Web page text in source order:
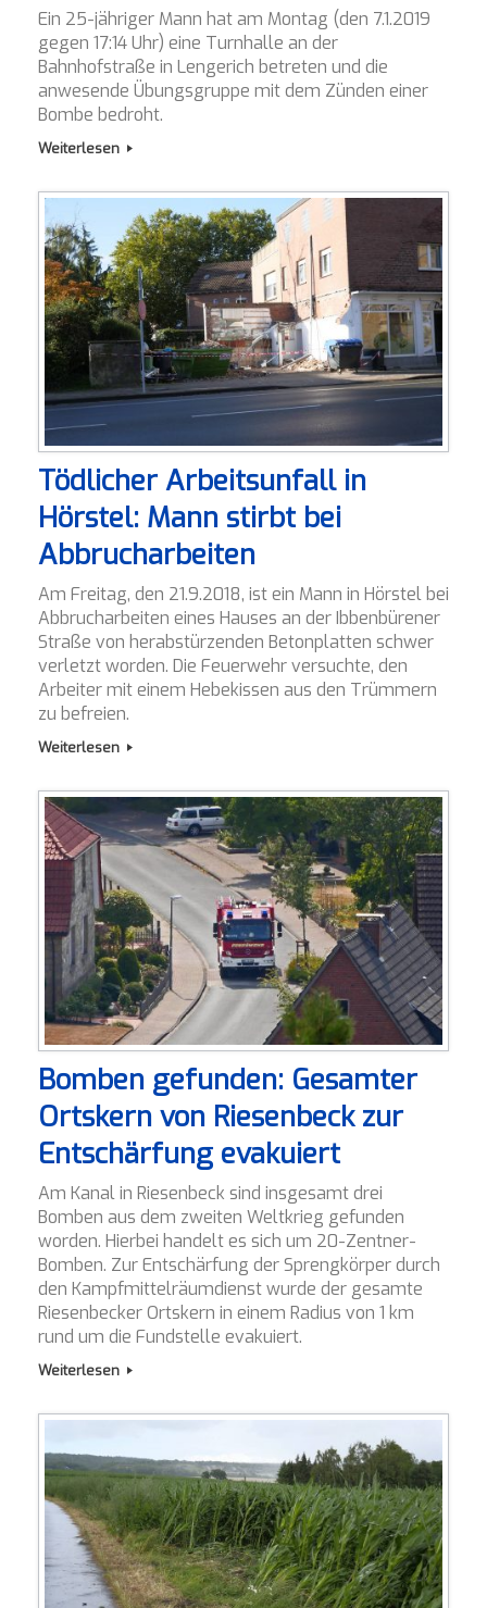
Ein 25-jähriger Mann hat am Montag (den 7.1.2019
gegen 17:14 Uhr) eine Turnhalle an der
Bahnhofstraße in Lengerich betreten und die
anwesende Übungsgruppe mit dem Zünden einer
Bombe bedroht.
Weiterlesen
Tödlicher Arbeitsunfall in
Hörstel: Mann stirbt bei
Abbrucharbeiten
Am Freitag, den 21.9.2018, ist ein Mann in Hörstel bei
Abbrucharbeiten eines Hauses an der Ibbenbürener
Straße von herabstürzenden Betonplatten schwer
verletzt worden. Die Feuerwehr versuchte, den
Arbeiter mit einem Hebekissen aus den Trümmern
zu befreien.
Weiterlesen
Bomben gefunden: Gesamter
Ortskern von Riesenbeck zur
Entschärfung evakuiert
Am Kanal in Riesenbeck sind insgesamt drei
Bomben aus dem zweiten Weltkrieg gefunden
worden. Hierbei handelt es sich um 20-Zentner-
Bomben. Zur Entschärfung der Sprengkörper durch
den Kampfmittelräumdienst wurde der gesamte
Riesenbecker Ortskern in einem Radius von 1 km
rund um die Fundstelle evakuiert.
Weiterlesen